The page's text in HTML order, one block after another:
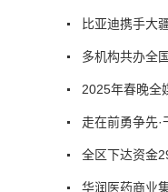
比亚迪携手大
多机构共办全
2025年春晚全
走在前勇争先
全区下达资金
华润医药商业